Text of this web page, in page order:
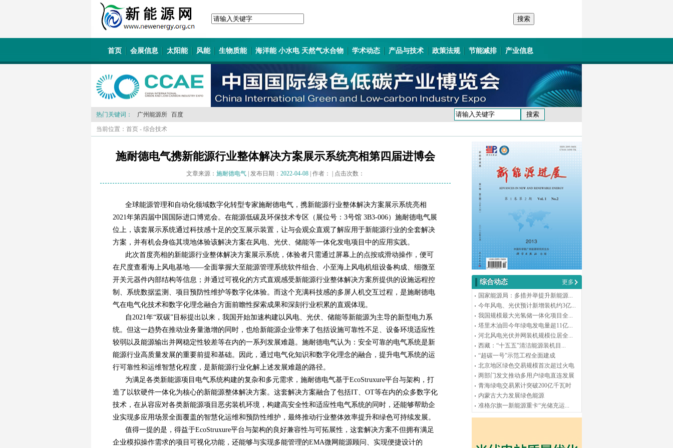
首页 会展信息 太阳能 风能 生物质能 海洋能 小水电 天然气水合物 学术动态 产品与技术 政策法规 节能减排 产业信息
热门关键词： 广州能源所 百度
当前位置： 首页 - 综合技术
施耐德电气携新能源行业整体解决方案展示系统亮相第四届进博会
文章来源： 施耐德电气 | 发布日期： 2022-04-08 | 作者： | 点击次数：
全球能源管理和自动化领域数字化转型专家施耐德电气，携新能源行业整体解决方案展示系统亮相
2021年第四届中国国际进口博览会。在能源低碳及环保技术专区（展位号：3号馆 3B3-006）施耐德电气展
位上，该套展示系统通过科技感十足的交互展示装置，让与会观众直观了解应用于新能源行业的全套解决
方案，并有机会身临其境地体验该解决方案在风电、光伏、储能等一体化发电项目中的应用实践。
此次首度亮相的新能源行业整体解决方案展示系统，体验者只需通过屏幕上的点按或滑动操作，便可
在尺度查看海上风电基地——全面掌握大至能源管理系统软件组合、小至海上风电机组设备构成、细微至
开关元器件内部结构等信息；并通过可视化的方式直观感受新能源行业整体解决方案所提供的设施远程控
制、系统数据监测、项目预防性维护等数字化体验。而这个充满科技感的多屏人机交互过程，是施耐德电
气在电气化技术和数字化理念融合方面前瞻性探索成果和深刻行业积累的直观体现。
自2021年“双碳”目标提出以来，我国开始加速构建以风电、光伏、储能等新能源为主导的新型电力系
统。但这一趋势在推动业务量激增的同时，也给新能源企业带来了包括设施可靠性不足、设备环境适应性
较弱以及能源输出并网稳定性较差等在内的一系列发展难题。施耐德电气认为：安全可靠的电气系统是新
能源行业高质量发展的重要前提和基础。因此，通过电气化知识和数字化理念的融合，提升电气系统的运
行可靠性和运维智慧化程度，是新能源行业化解上述发展难题的路径。
为满足各类新能源项目电气系统构建的复杂和多元需求，施耐德电气基于EcoStruxure平台与架构，打
造了以软硬件一体化为核心的新能源整体解决方案。这套解决方案融合了包括IT、OT等在内的众多数字化
技术，在从容应对各类新能源项目恶劣装机环境，构建高安全性和适应性电气系统的同时，还能够帮助企
业实现多应用场景全面覆盖的智慧化运维和预防性维护，最终推动行业整体效率提升和绿色可持续发展。
值得一提的是，得益于EcoStruxure平台与架构的良好兼容性与可拓展性，这套解决方案不但拥有满足
企业模拟操作需求的项目可视化功能，还能够与实现多能管理的EMA微网能源顾问、实现便捷设计的
综合动态
更多
国家能源局：多措并举提升新能源...
今年风电、光伏预计新增装机约3亿...
我国规模最大光氢储一体化项目全...
塔里木油田今年绿电发电量超11亿...
河北风电光伏并网装机规模位居全...
西藏：“十五五”清洁能源装机目...
“超碳一号”示范工程全面建成
北京地区绿色交易规模首次超过火电
两部门发文推动多用户绿电直连发展
青海绿电交易累计突破200亿千瓦时
内蒙古大力发展绿色能源
准格尔旗一新能源重卡“光储充运...